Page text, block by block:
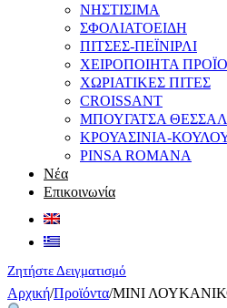
ΝΗΣΤΙΣΙΜΑ
ΣΦΟΛΙΑΤΟΕΙΔΗ
ΠΙΤΣΕΣ-ΠΕΪΝΙΡΛΙ
ΧΕΙΡΟΠΟΙΗΤΑ
ΧΩΡΙΑΤΙΚΕΣ ΠΙΤΕΣ
CROISSANT
ΜΠΟΥΓΑΤΣΑ
ΚΡΟΥΑΣΙΝΙΑ-
PINSA ROMANA
Νέα
Επικοινωνία
Ζητήστε Δειγματισμό
Αρχική/Προϊόντα/ΜΙΝΙ